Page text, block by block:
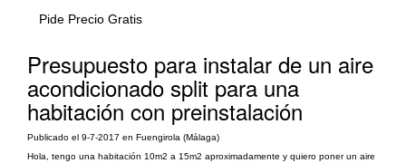
Pide Precio Gratis
Presupuesto para instalar de un aire
acondicionado split para una
habitación con preinstalación
Publicado el 9-7-2017 en Fuengirola (Málaga)
Hola, tengo una habitación 10m2 a 15m2 aproximadamente y quiero poner un aire